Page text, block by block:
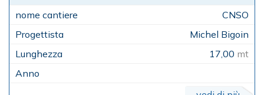
CNSO
Michel Bigoin
17,00 mt